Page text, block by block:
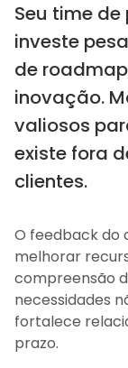
Seu time
investe
de
inovação.
valiosos
existe fora
clientes.
O feedback do
melhorar
compreensão
necessidades
fortalece
prazo.